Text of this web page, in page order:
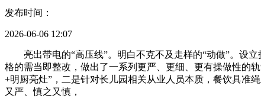
发布时间：
2026-06-06 12:07
亮出带电的“高压线”。明白不克不及走样的“动做”。设立
格的需当即整改，做出了一系列更严、更细、更有操做性的
+明厨亮灶”，二是针对长儿园相关从业人员本质，餐饮具准
又严、慎之又慎，